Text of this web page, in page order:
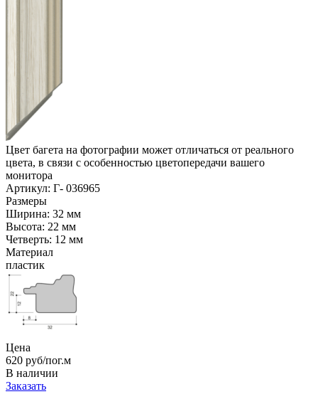
Цвет багета на фотографии может отличаться от реального
цвета, в связи с особенностью цветопередачи вашего
монитора
Артикул: Г- 036965
Размеры
Ширина: 32 мм
Высота: 22 мм
Четверть: 12 мм
Материал
пластик
Цена
620 руб/пог.м
В наличии
Заказать